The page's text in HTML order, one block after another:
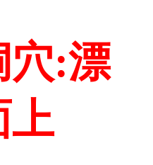
穴:漂
上